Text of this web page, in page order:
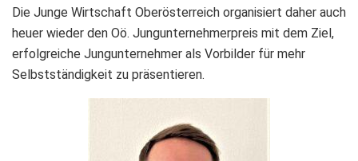
Die Junge Wirtschaft Oberösterreich organisiert daher auch
heuer wieder den Oö. Jungunternehmerpreis mit dem Ziel,
erfolgreiche Jungunternehmer als Vorbilder für mehr
Selbstständigkeit zu präsentieren.